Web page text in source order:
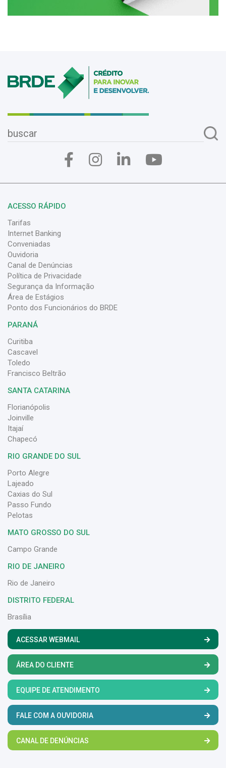
ACESSO RÁPIDO
Tarifas
Internet Banking
Conveniadas
Ouvidoria
Canal de Denúncias
Política de Privacidade
Segurança da Informação
Área de Estágios
Ponto dos Funcionários do BRDE
PARANÁ
Curitiba
Cascavel
Toledo
Francisco Beltrão
SANTA CATARINA
Florianópolis
Joinville
Itajaí
Chapecó
RIO GRANDE DO SUL
Porto Alegre
Lajeado
Caxias do Sul
Passo Fundo
Pelotas
MATO GROSSO DO SUL
Campo Grande
RIO DE JANEIRO
Rio de Janeiro
DISTRITO FEDERAL
Brasília
ACESSAR WEBMAIL
ÁREA DO CLIENTE
EQUIPE DE ATENDIMENTO
FALE COM A OUVIDORIA
CANAL DE DENÚNCIAS